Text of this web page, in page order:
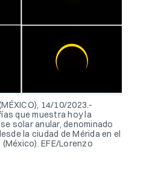
14/10/2023.-
que muestra hoy la
solar anular, denominado
la ciudad de Mérida en el
EFE/Lorenzo